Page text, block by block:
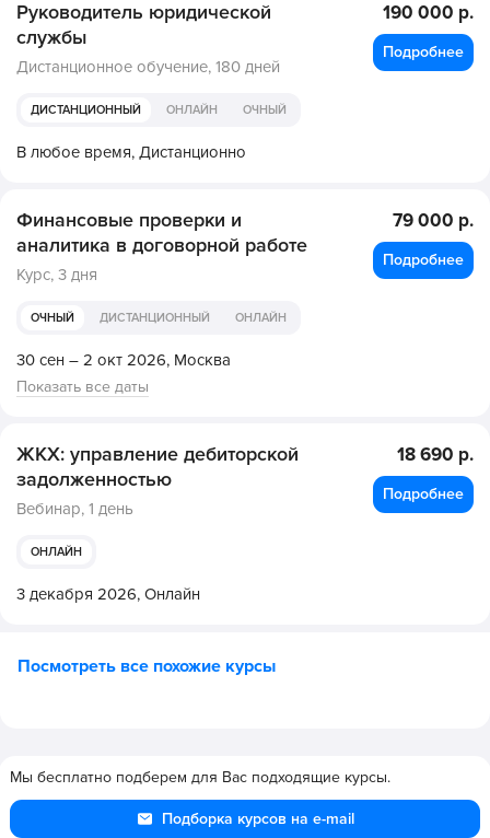
Руководитель юридической
службы
Дистанционное обучение, 180 дней
ДИСТАНЦИОННЫЙ ОНЛАЙН ОЧНЫЙ
В любое время, Дистанционно
190 000 р.
Подробнее
Финансовые проверки и
аналитика в договорной работе
Курс, 3 дня
ОЧНЫЙ ДИСТАНЦИОННЫЙ ОНЛАЙН
30 сен – 2 окт 2026, Москва
Показать все даты
79 000 р.
Подробнее
ЖКХ: управление дебиторской
задолженностью
Вебинар, 1 день
ОНЛАЙН
3 декабря 2026, Онлайн
18 690 р.
Подробнее
Посмотреть все похожие курсы
Мы бесплатно подберем для Вас подходящие курсы.
Подборка курсов на e-mail